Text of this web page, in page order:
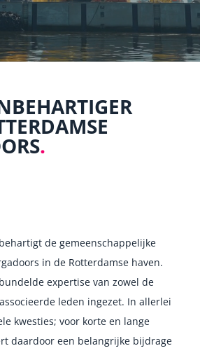
.
de gemeenschappelijke
in de Rotterdamse haven.
expertise van zowel de
leden ingezet. In allerlei
kwesties; voor korte en lange
daardoor een belangrijke bijdrage